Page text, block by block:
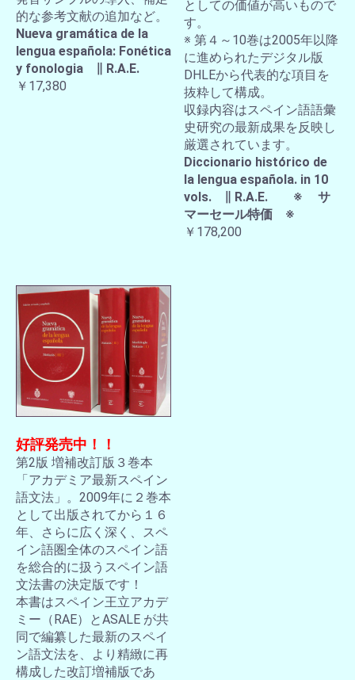
的な参考文献の追加など。
Nueva gramática de la
lengua española: Fonética
y fonologia ∥ R.A.E.
￥17,380
としての価値が高いもので
す。
※ 第４～10巻は2005年以降
に進められたデジタル版
DHLEから代表的な項目を
抜粋して構成。
収録内容はスペイン語語彙
史研究の最新成果を反映し
厳選されています。
Diccionario histórico de
la lengua española. in 10
vols. ∥ R.A.E. ※ サ
マーセール特価 ※
￥178,200
好評発売中！！
第2版 増補改訂版３巻本
「アカデミア最新スペイン
語文法」。2009年に２巻本
として出版されてから１６
年、さらに広く深く、スペ
イン語圏全体のスペイン語
を総合的に扱うスペイン語
文法書の決定版です！
本書はスペイン王立アカデ
ミー（RAE）とASALE が共
同で編纂した最新のスペイ
ン語文法を、より精緻に再
構成した改訂増補版であ